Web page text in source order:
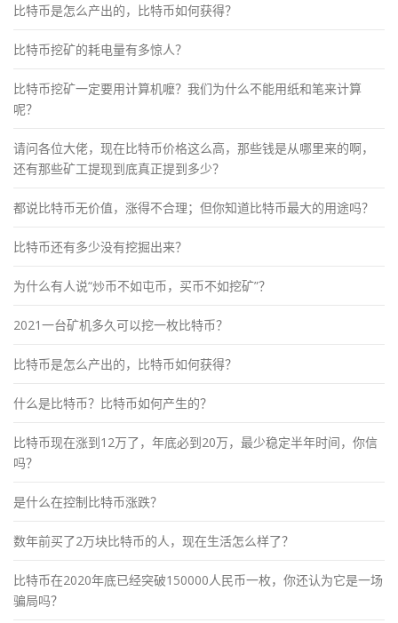
比特币是怎么产出的，比特币如何获得？
比特币挖矿的耗电量有多惊人？
比特币挖矿一定要用计算机嚒？我们为什么不能用纸和笔来计算
呢？
请问各位大佬，现在比特币价格这么高，那些钱是从哪里来的啊，
还有那些矿工提现到底真正提到多少？
都说比特币无价值，涨得不合理；但你知道比特币最大的用途吗？
比特币还有多少没有挖掘出来？
为什么有人说“炒币不如屯币，买币不如挖矿”？
2021一台矿机多久可以挖一枚比特币？
比特币是怎么产出的，比特币如何获得？
什么是比特币？比特币如何产生的？
比特币现在涨到12万了，年底必到20万，最少稳定半年时间，你信
吗？
是什么在控制比特币涨跌？
数年前买了2万块比特币的人，现在生活怎么样了？
比特币在2020年底已经突破150000人民币一枚，你还认为它是一场
骗局吗？